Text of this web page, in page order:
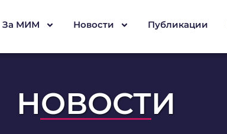
За МИМ Новости Публикации
НОВОСТИ